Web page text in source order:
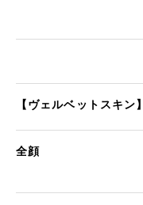
【ヴェルベットスキン】
全顔